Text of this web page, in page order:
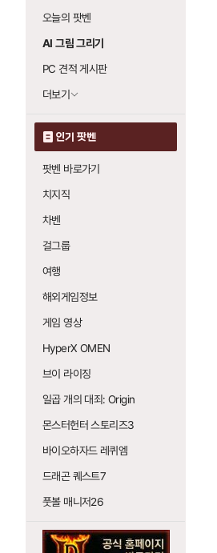
오늘의 팟벤
AI 그림 그리기
PC 견적 게시판
더보기
인기 팟벤
팟벤 바로가기
치지직
차벤
걸그룹
여행
해외게임정보
게임 영상
HyperX OMEN
브이 라이징
일곱 개의 대죄: Origin
몬스터헌터 스토리즈3
바이오하자드 레퀴엠
드래곤 퀘스트7
풋볼 매니저26